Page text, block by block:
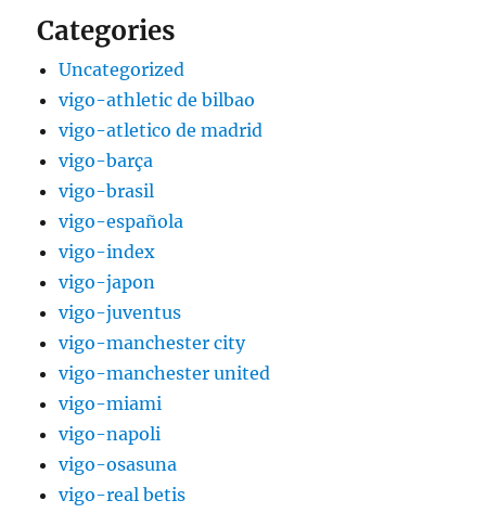
Categories
Uncategorized
vigo-athletic de bilbao
vigo-atletico de madrid
vigo-barça
vigo-brasil
vigo-española
vigo-index
vigo-japon
vigo-juventus
vigo-manchester city
vigo-manchester united
vigo-miami
vigo-napoli
vigo-osasuna
vigo-real betis